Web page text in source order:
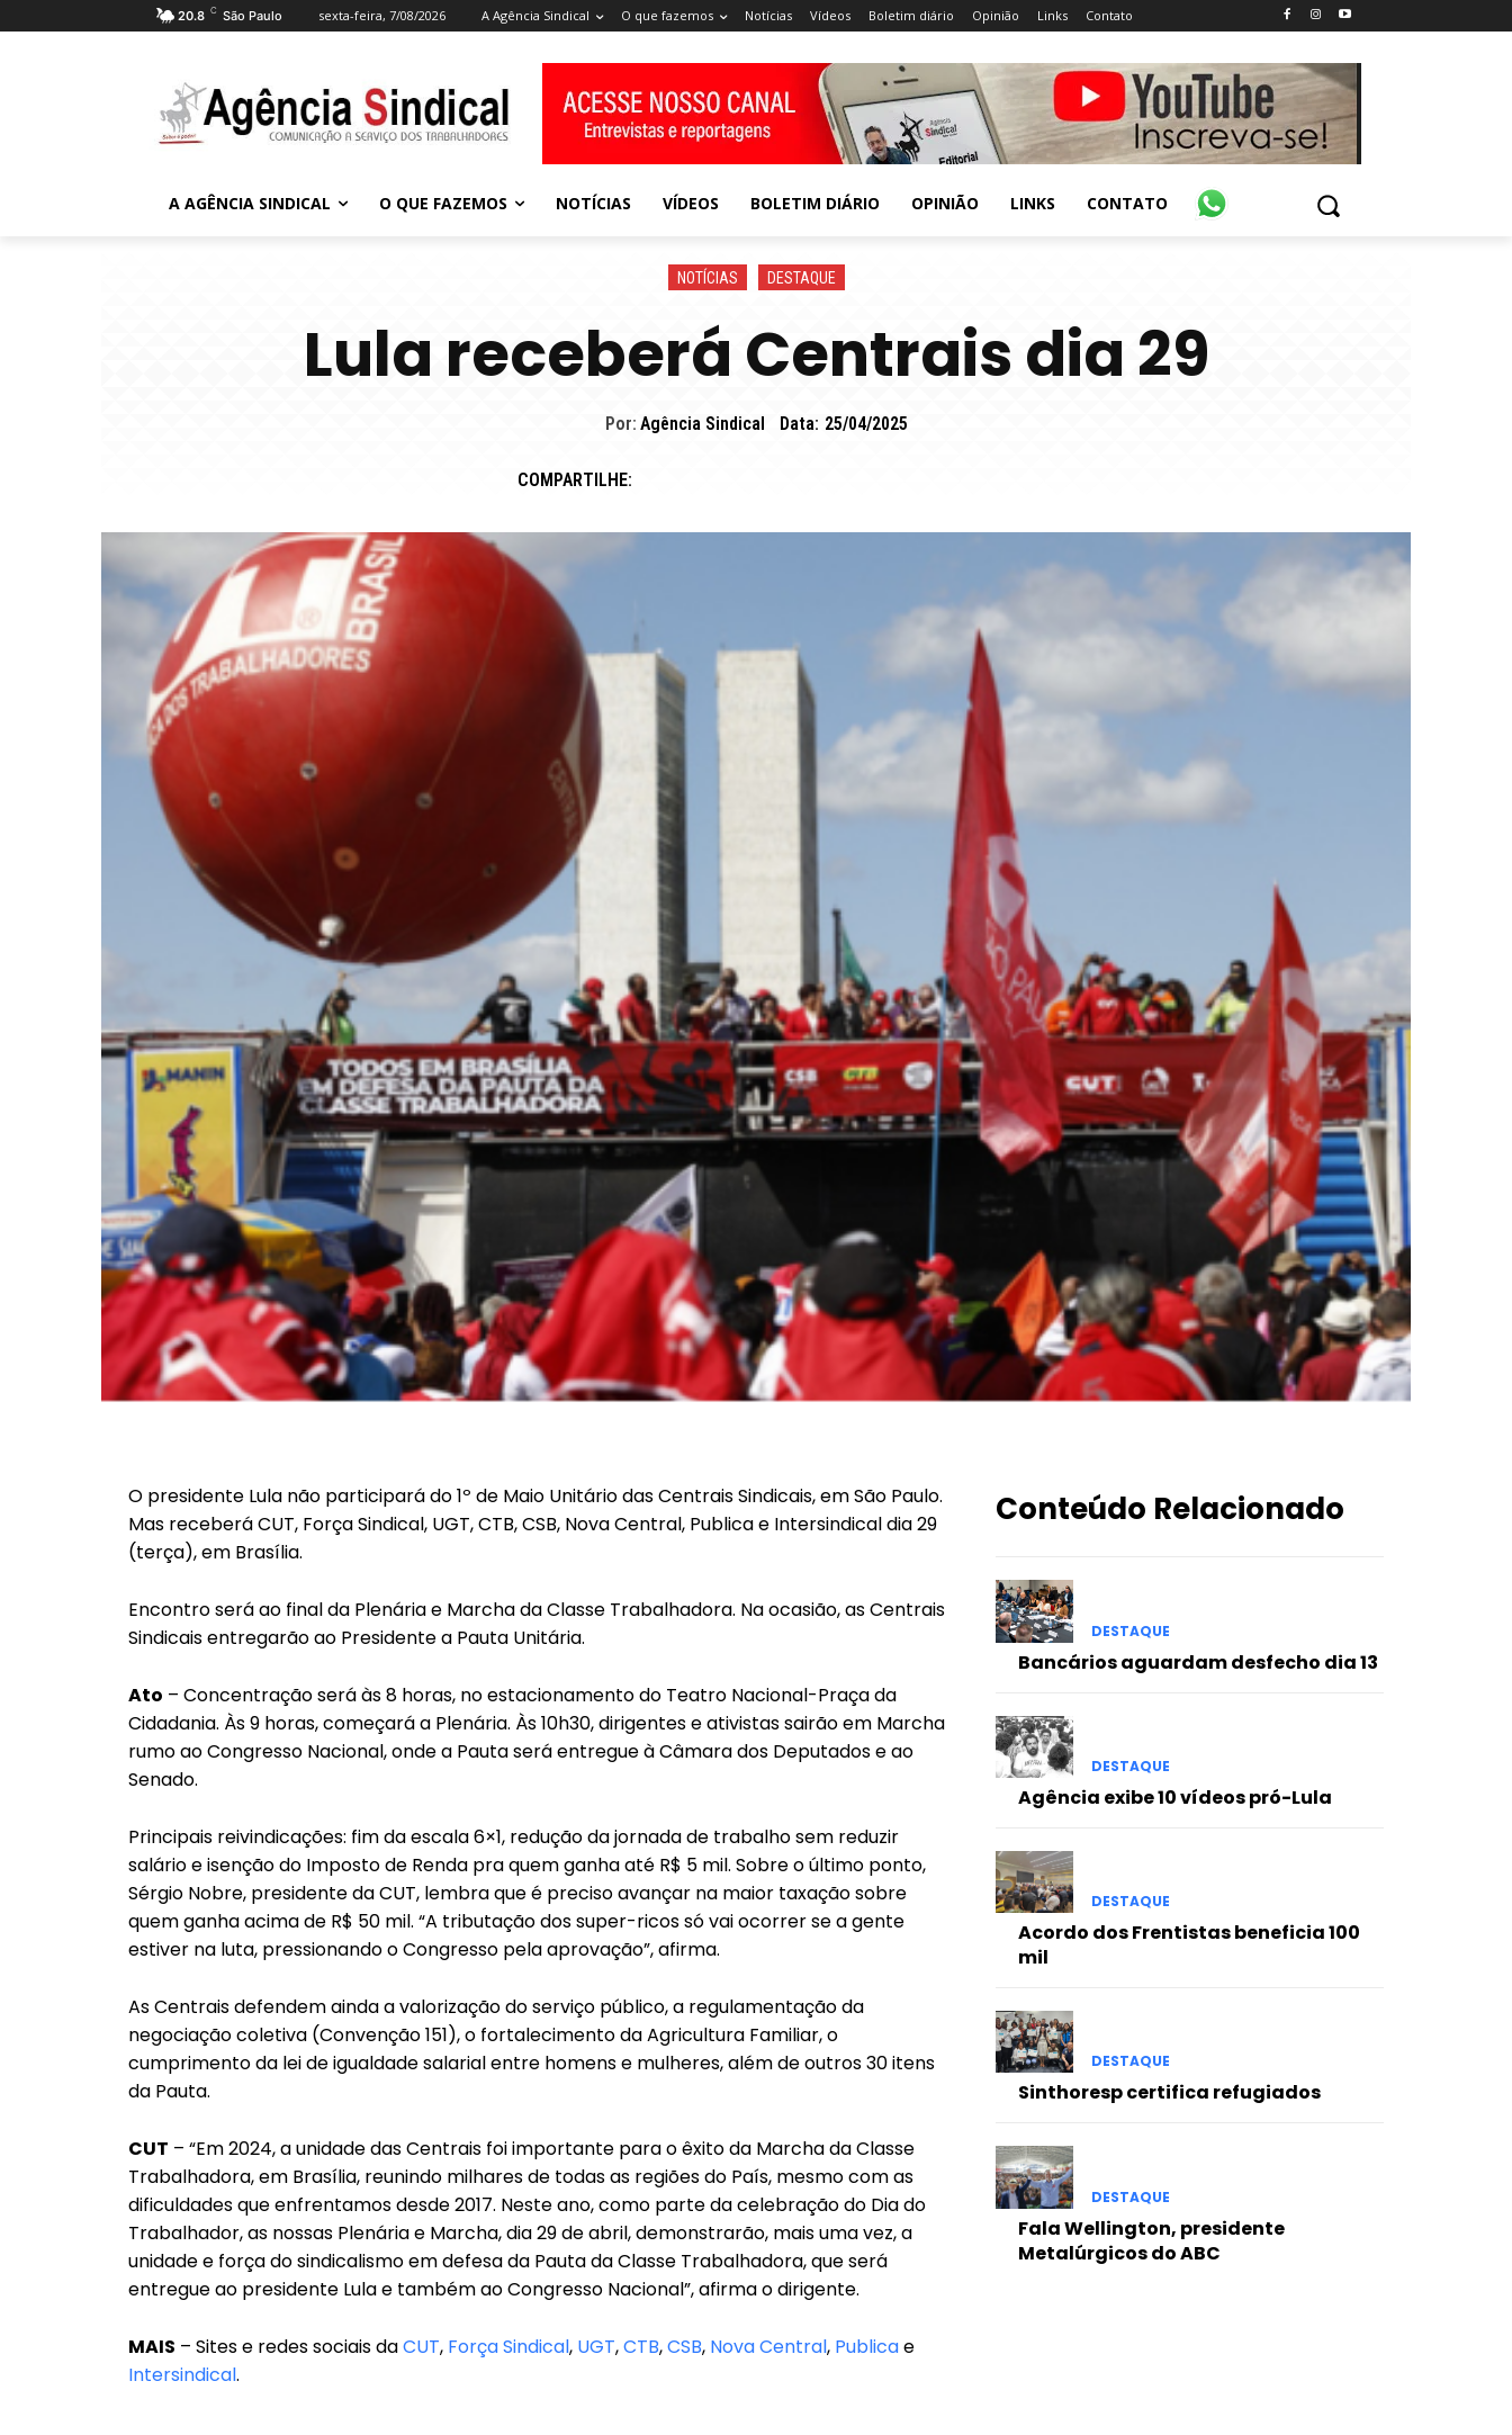
20.8 C São Paulo sexta-feira, 7/08/2026 A Agência Sindical O que fazemos Notícias Vídeos Boletim diário Opinião Links Contato
A AGÊNCIA SINDICAL O QUE FAZEMOS NOTÍCIAS VÍDEOS BOLETIM DIÁRIO OPINIÃO LINKS CONTATO
NOTÍCIAS DESTAQUE
Lula receberá Centrais dia 29
Por: Agência Sindical Data: 25/04/2025
COMPARTILHE:
O presidente Lula não participará do 1º de Maio Unitário das Centrais Sindicais, em São Paulo.
Mas receberá CUT, Força Sindical, UGT, CTB, CSB, Nova Central, Publica e Intersindical dia 29
(terça), em Brasília.
Encontro será ao final da Plenária e Marcha da Classe Trabalhadora. Na ocasião, as Centrais
Sindicais entregarão ao Presidente a Pauta Unitária.
Ato – Concentração será às 8 horas, no estacionamento do Teatro Nacional-Praça da
Cidadania. Às 9 horas, começará a Plenária. Às 10h30, dirigentes e ativistas sairão em Marcha
rumo ao Congresso Nacional, onde a Pauta será entregue à Câmara dos Deputados e ao
Senado.
Principais reivindicações: fim da escala 6×1, redução da jornada de trabalho sem reduzir
salário e isenção do Imposto de Renda pra quem ganha até R$ 5 mil. Sobre o último ponto,
Sérgio Nobre, presidente da CUT, lembra que é preciso avançar na maior taxação sobre
quem ganha acima de R$ 50 mil. “A tributação dos super-ricos só vai ocorrer se a gente
estiver na luta, pressionando o Congresso pela aprovação”, afirma.
As Centrais defendem ainda a valorização do serviço público, a regulamentação da
negociação coletiva (Convenção 151), o fortalecimento da Agricultura Familiar, o
cumprimento da lei de igualdade salarial entre homens e mulheres, além de outros 30 itens
da Pauta.
CUT – “Em 2024, a unidade das Centrais foi importante para o êxito da Marcha da Classe
Trabalhadora, em Brasília, reunindo milhares de todas as regiões do País, mesmo com as
dificuldades que enfrentamos desde 2017. Neste ano, como parte da celebração do Dia do
Trabalhador, as nossas Plenária e Marcha, dia 29 de abril, demonstrarão, mais uma vez, a
unidade e força do sindicalismo em defesa da Pauta da Classe Trabalhadora, que será
entregue ao presidente Lula e também ao Congresso Nacional”, afirma o dirigente.
MAIS – Sites e redes sociais daCUT, Força Sindical, UGT,CTB,CSB, Nova Central, Publicae
Intersindical.
Conteúdo Relacionado
DESTAQUE
Bancários aguardam desfecho dia 13
DESTAQUE
Agência exibe 10 vídeos pró-Lula
DESTAQUE
Acordo dos Frentistas beneficia 100
mil
DESTAQUE
Sinthoresp certifica refugiados
DESTAQUE
Fala Wellington, presidente
Metalúrgicos do ABC